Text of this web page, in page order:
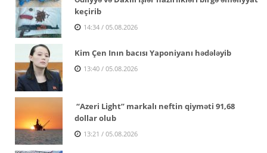
keçirib
14:34 / 05.08.2026
Kim Çen Inın bacısı Yaponiyanı hədələyib
13:40 / 05.08.2026
“Azeri Light” markalı neftin qiyməti 91,68
dollar olub
13:21 / 05.08.2026